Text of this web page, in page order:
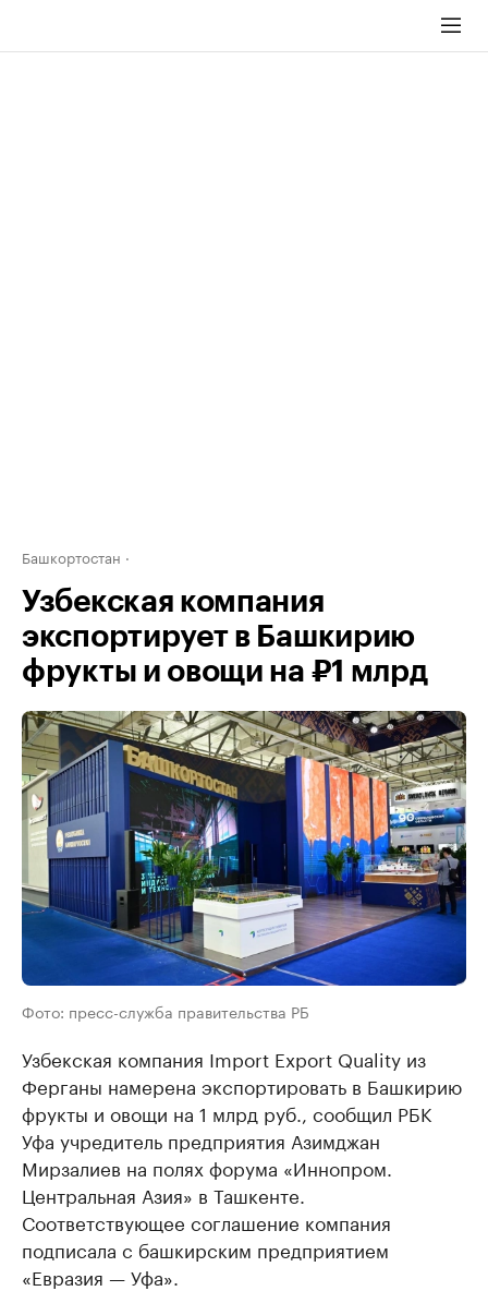
Башкортостан
Узбекская компания
экспортирует в Башкирию
фрукты и овощи на ₽1 млрд
Фото: пресс-служба правительства РБ
Узбекская компания Import Export Quality из
Ферганы намерена экспортировать в Башкирию
фрукты и овощи на 1 млрд руб., сообщил РБК
Уфа учредитель предприятия Азимджан
Мирзалиев на полях форума «Иннопром.
Центральная Азия» в Ташкенте.
Соответствующее соглашение компания
подписала с башкирским предприятием
«Евразия — Уфа».